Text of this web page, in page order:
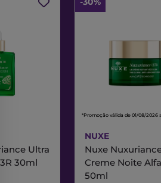
Ultra
30ml
*Promoção válida de 01/08/2026
NUXE
Nuxe
Creme Noite
50ml